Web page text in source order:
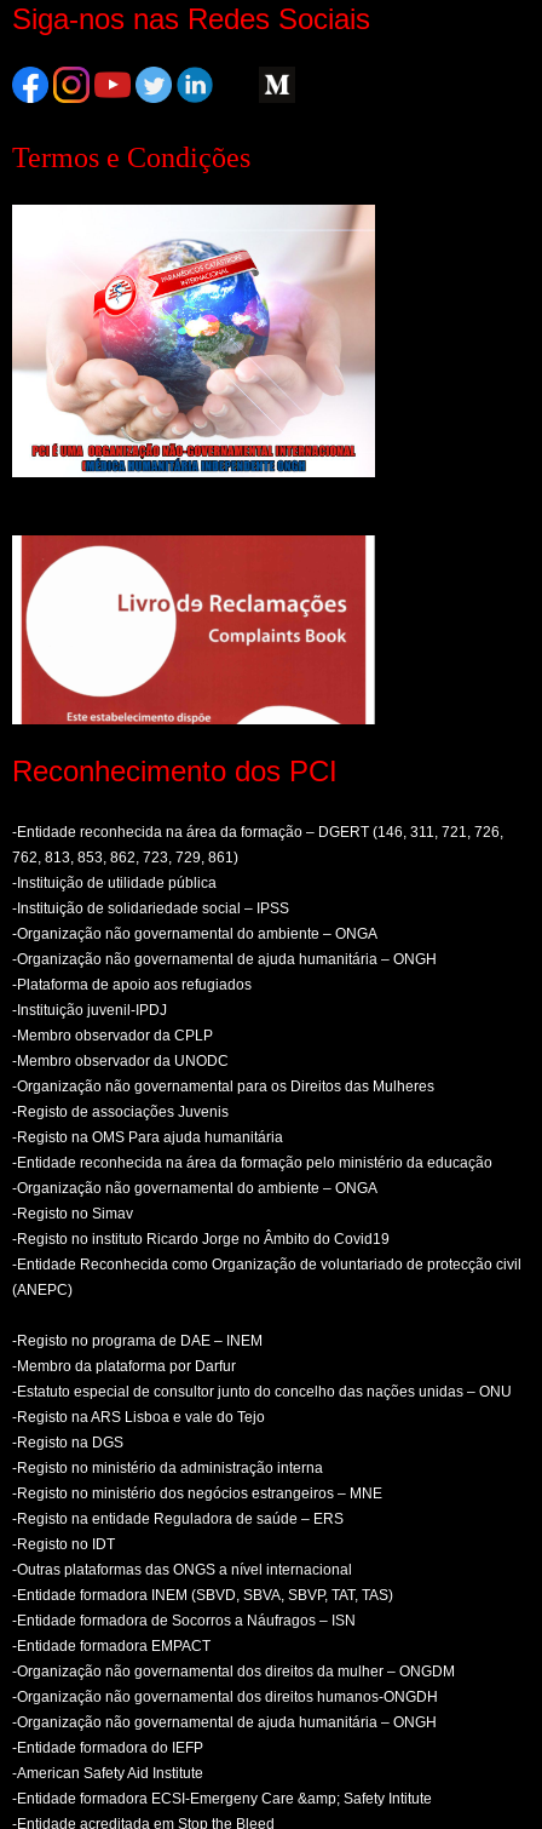
Siga-nos nas Redes Sociais
Termos e Condições
Reconhecimento dos PCI
-Entidade reconhecida na área da formação – DGERT (146, 311, 721, 726,
762, 813, 853, 862, 723, 729, 861)
-Instituição de utilidade pública
-Instituição de solidariedade social – IPSS
-Organização não governamental do ambiente – ONGA
-Organização não governamental de ajuda humanitária – ONGH
-Plataforma de apoio aos refugiados
-Instituição juvenil-IPDJ
-Membro observador da CPLP
-Membro observador da UNODC
-Organização não governamental para os Direitos das Mulheres
-Registo de associações Juvenis
-Registo na OMS Para ajuda humanitária
-Entidade reconhecida na área da formação pelo ministério da educação
-Organização não governamental do ambiente – ONGA
-Registo no Simav
-Registo no instituto Ricardo Jorge no Âmbito do Covid19
-Entidade Reconhecida como Organização de voluntariado de protecção civil
(ANEPC)
-Registo no programa de DAE – INEM
-Membro da plataforma por Darfur
-Estatuto especial de consultor junto do concelho das nações unidas – ONU
-Registo na ARS Lisboa e vale do Tejo
-Registo na DGS
-Registo no ministério da administração interna
-Registo no ministério dos negócios estrangeiros – MNE
-Registo na entidade Reguladora de saúde – ERS
-Registo no IDT
-Outras plataformas das ONGS a nível internacional
-Entidade formadora INEM (SBVD, SBVA, SBVP, TAT, TAS)
-Entidade formadora de Socorros a Náufragos – ISN
-Entidade formadora EMPACT
-Organização não governamental dos direitos da mulher – ONGDM
-Organização não governamental dos direitos humanos-ONGDH
-Organização não governamental de ajuda humanitária – ONGH
-Entidade formadora do IEFP
-American Safety Aid Institute
-Entidade formadora ECSI-Emergeny Care &amp; Safety Intitute
-Entidade acreditada em Stop the Bleed